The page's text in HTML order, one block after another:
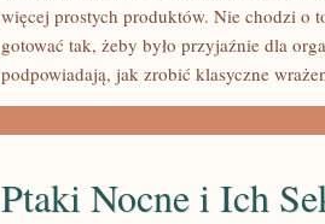
więcej prostych produktów. Nie chodzi o
gotować tak, żeby było przyjaźnie dla
podpowiadają, jak zrobić klasyczne
Ptaki Nocne i Ich